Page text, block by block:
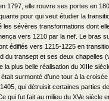
1797, elle rouvre ses portes en
pour qui veut étudier la
sévères transformations dont
vers 1210 par la nef. Le bras
édifiés vers 1215-1225 en
du transept et ses deux chapelles
plus belle réalisation du XIIIe
était surmonté d’une tour à la
qui détruisit certaines parties de
qui fut fait au milieu du XVe siècle